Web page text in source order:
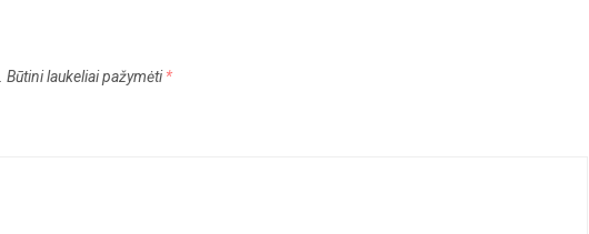
Būtini laukeliai pažymėti*